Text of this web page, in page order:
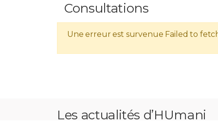
Consultations
Une erreur est survenue Failed to
Les actualités d’HUmani